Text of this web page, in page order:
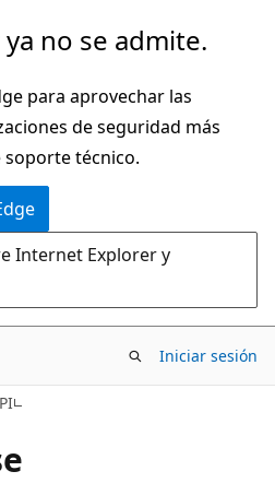
no se admite.
para aprovechar las
de seguridad más
soporte técnico.
Internet Explorer y
Iniciar sesión